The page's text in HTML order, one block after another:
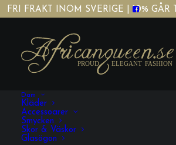
FRI FRAKT INOM SVERIGE | 10% GÅR
Dam
Kläder
Accessoarer
Smycken
Skor & Väskor
Glasögon